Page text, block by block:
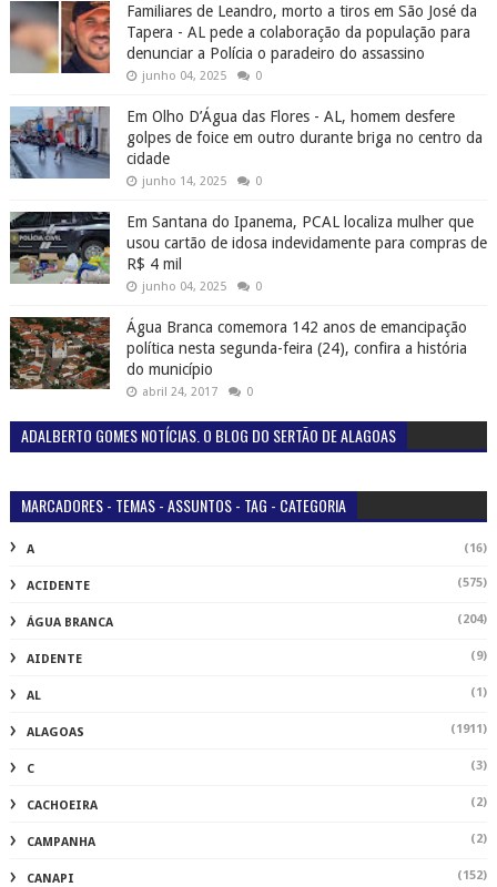
Familiares de Leandro, morto a tiros em São José da
Tapera - AL pede a colaboração da população para
denunciar a Polícia o paradeiro do assassino
junho 04, 2025 0
Em Olho D’Água das Flores - AL, homem desfere
golpes de foice em outro durante briga no centro da
cidade
junho 14, 2025 0
Em Santana do Ipanema, PCAL localiza mulher que
usou cartão de idosa indevidamente para compras de
R$ 4 mil
junho 04, 2025 0
Água Branca comemora 142 anos de emancipação
política nesta segunda-feira (24), confira a história
do município
abril 24, 2017 0
ADALBERTO GOMES NOTÍCIAS. O BLOG DO SERTÃO DE ALAGOAS
MARCADORES - TEMAS - ASSUNTOS - TAG - CATEGORIA
A (16)
ACIDENTE (575)
ÁGUA BRANCA (204)
AIDENTE (9)
AL (1)
ALAGOAS (1911)
C (3)
CACHOEIRA (2)
CAMPANHA (2)
CANAPI (152)